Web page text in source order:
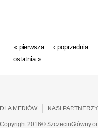
« pierwsza ‹ poprzednia
ostatnia »
DLA MEDIÓW NASI PARTNERZY
Copyright 2016©